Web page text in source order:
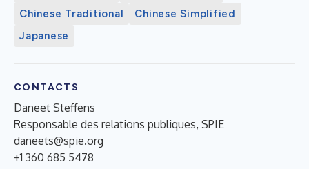
Chinese Traditional
Chinese Simplified
Japanese
CONTACTS
Daneet Steffens
Responsable des relations publiques, SPIE
daneets@spie.org
+1 360 685 5478